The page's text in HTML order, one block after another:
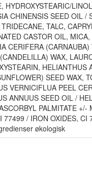
HYDROXYSTEARIC/
CHINENSIS SEED OIL /
TALC,
CASTOR OIL,
CERIFERA
WAX,
HELIANTHUS
SEED WAX,
VERNICIFLUA PEEL
ANNUUS SEED OIL /
PALMITATE
77499 / IRON OXIDES,
økologisk